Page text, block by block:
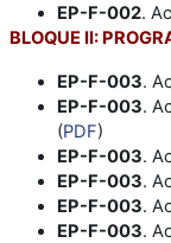
EP-F-002.
BLOQUE II:
EP-F-003.
EP-F-003.
(PDF)
EP-F-003.
EP-F-003.
EP-F-003.
EP-F-003.